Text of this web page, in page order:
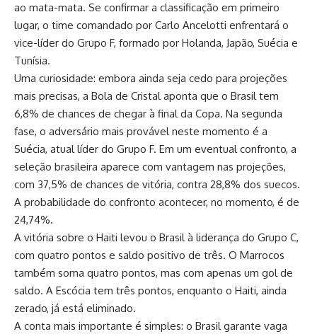
ao mata-mata. Se confirmar a classificação em primeiro
lugar, o time comandado por Carlo Ancelotti enfrentará o
vice-líder do Grupo F, formado por Holanda, Japão, Suécia e
Tunísia.
Uma curiosidade: embora ainda seja cedo para projeções
mais precisas, a Bola de Cristal aponta que o Brasil tem
6,8% de chances de chegar à final da Copa. Na segunda
fase, o adversário mais provável neste momento é a
Suécia, atual líder do Grupo F. Em um eventual confronto, a
seleção brasileira aparece com vantagem nas projeções,
com 37,5% de chances de vitória, contra 28,8% dos suecos.
A probabilidade do confronto acontecer, no momento, é de
24,74%.
A vitória sobre o Haiti levou o Brasil à liderança do Grupo C,
com quatro pontos e saldo positivo de três. O Marrocos
também soma quatro pontos, mas com apenas um gol de
saldo. A Escócia tem três pontos, enquanto o Haiti, ainda
zerado, já está eliminado.
A conta mais importante é simples: o Brasil garante vaga